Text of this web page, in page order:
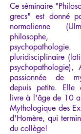
Ce séminaire
grecs" est donné
normalienne
pluridisciplinaire
psychopathologie),
passionnée de
depuis petite. Elle
livre à l'âge de 10
Mythologique des
d'Homère, qui
du collège!